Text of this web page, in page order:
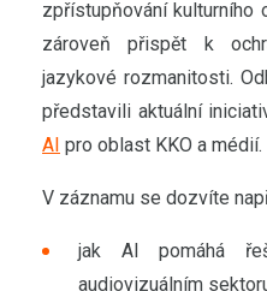
zpřístupňování kulturního
zároveň přispět k
jazykové rozmanitosti.
představili aktuální
AI pro oblast KKO a médií.
V záznamu se dozvíte
jak AI pomáhá
audiovizuálním